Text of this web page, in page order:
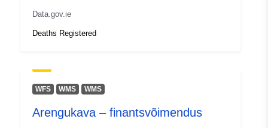
Data.gov.ie
Deaths Registered
WFS WMS WMS
Arengukava – finantsvõimendus